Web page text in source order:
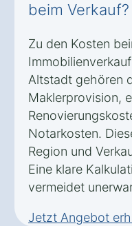
beim Verkauf?
Zu den Kosten
Altstadt gehören
Maklerprovision,
Notarkosten.
Region und
Eine klare
vermeidet
Jetzt Angebot